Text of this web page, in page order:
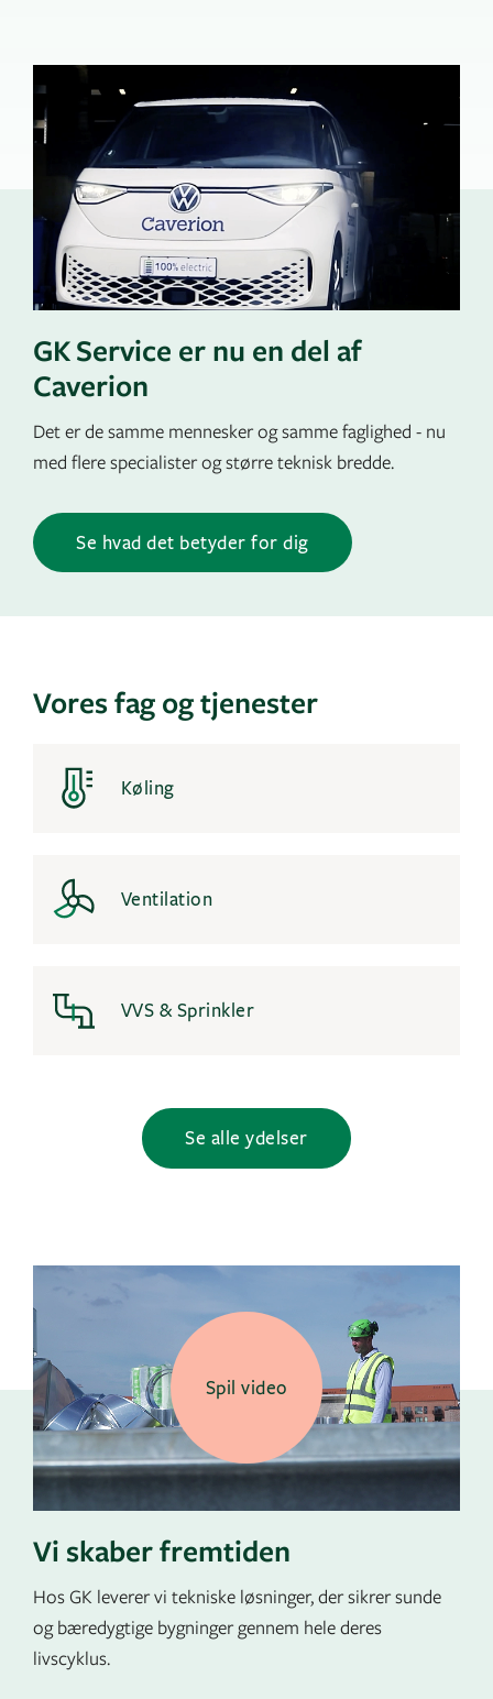
GK Service er nu en del af
Caverion
Det er de samme mennesker og samme faglighed - nu
med flere specialister og større teknisk bredde.
Se hvad det betyder for dig
Vores fag og tjenester
Køling
Ventilation
VVS & Sprinkler
Se alle ydelser
Vi skaber fremtiden
Hos GK leverer vi tekniske løsninger, der sikrer sunde
og bæredygtige bygninger gennem hele deres
livscyklus.
Spil video